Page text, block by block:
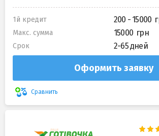
1й кредит 200 - 15000
Макс. сумма 15000
Срок 2-65 дней
Оформить заявку
Сравнить